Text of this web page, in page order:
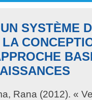
SYSTÈME
LA
Rana (2012). «